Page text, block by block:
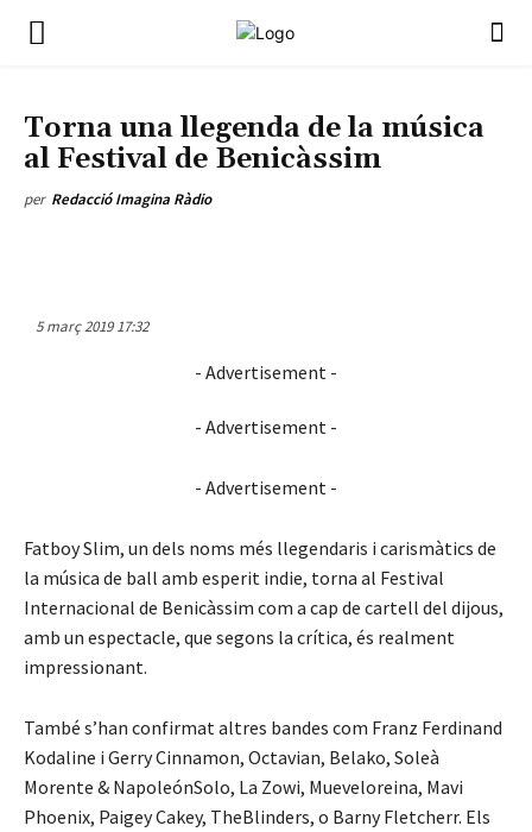
Torna una llegenda de la música
al Festival de Benicàssim
per Redacció Imagina Ràdio
5 març 2019 17:32
- Advertisement -
- Advertisement -
- Advertisement -
Fatboy Slim, un dels noms més llegendaris i carismàtics de
la música de ball amb esperit indie, torna al Festival
Internacional de Benicàssim com a cap de cartell del dijous,
amb un espectacle, que segons la crítica, és realment
impressionant.
També s’han confirmat altres bandes com Franz Ferdinand
Kodaline i Gerry Cinnamon, Octavian, Belako, Soleà
Morente & NapoleónSolo, La Zowi, Mueveloreina, Mavi
Phoenix, Paigey Cakey, TheBlinders, o Barny Fletcherr. Els